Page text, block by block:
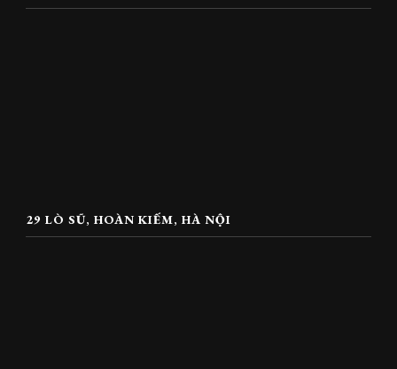
29 LÒ SŨ, HOÀN KIẾM, HÀ NỘI